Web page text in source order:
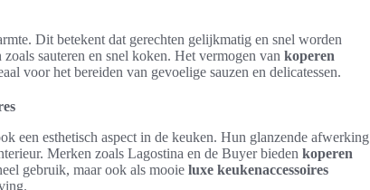
Dit betekent dat gerechten gelijkmatig en snel worden
sauteren en snel koken. Het vermogen van koperen
voor het bereiden van gevoelige sauzen en delicatessen.
een esthetisch aspect in de keuken. Hun glanzende afwerking
Merken zoals Lagostina en de Buyer bieden koperen
gebruik, maar ook als mooie luxe keukenaccessoires